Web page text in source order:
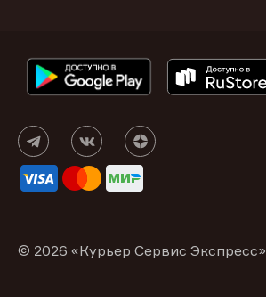
© 2026 «Курьер Сервис Экспресс»